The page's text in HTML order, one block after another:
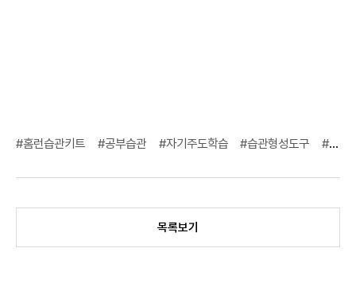
#홈런습관키트 #공부습관 #자기주도학습 #습관형성도구 #부모교육팁
목록보기